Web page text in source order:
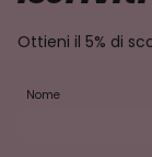
Ottieni il 5% di
Nome